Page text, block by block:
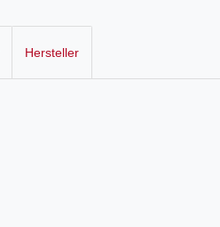
Hersteller